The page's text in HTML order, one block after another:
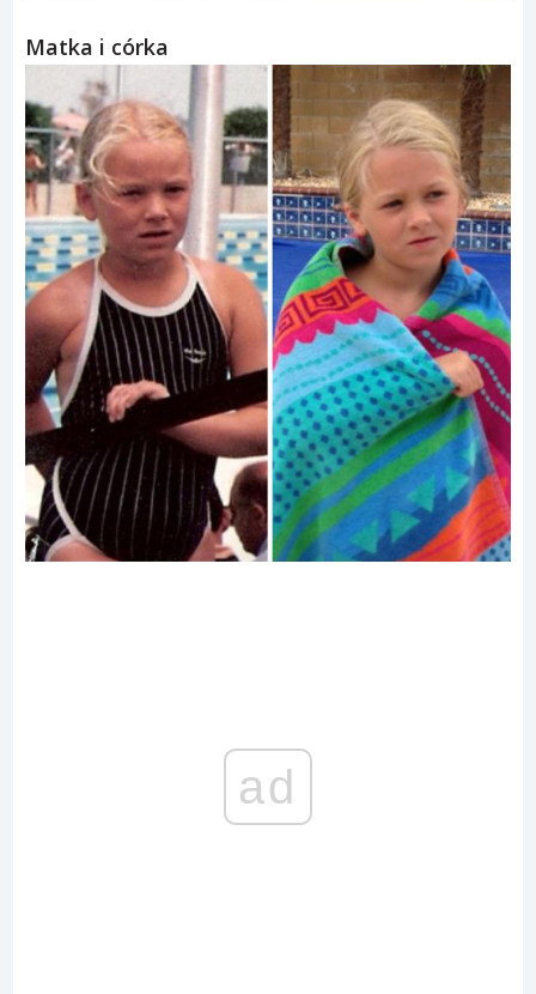
Matka i córka
ad